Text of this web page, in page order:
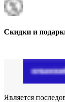
Скидки и
Является